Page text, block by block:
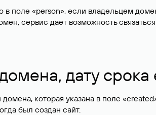
поле «person», если владельцем
сервис дает возможность
дату срока
которая указана в поле
был создан сайт.